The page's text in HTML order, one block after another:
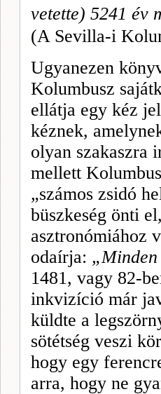
vetette) 5241 év
(A Sevilla-i
Ugyanezen
Kolumbusz
ellátja egy kéz
kéznek,
olyan szakaszra
mellett
„számos zsidó
büszkeség önti
asztronómiához
odaírja: „Minden
1481, vagy 82-
inkvizíció már
küldte a
sötétség veszi
hogy egy
arra, hogy ne